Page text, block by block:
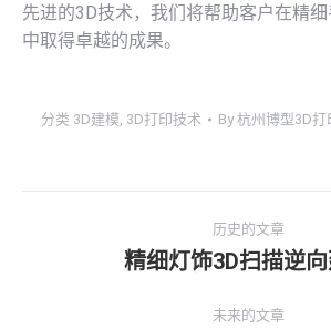
先进的3D技术，我们将帮助客户在精
中取得卓越的成果。
分类 3D建模 3D打印技术 By杭州博型3D打
历史的文章
历
的
精细灯饰3D扫描逆
未来的文章